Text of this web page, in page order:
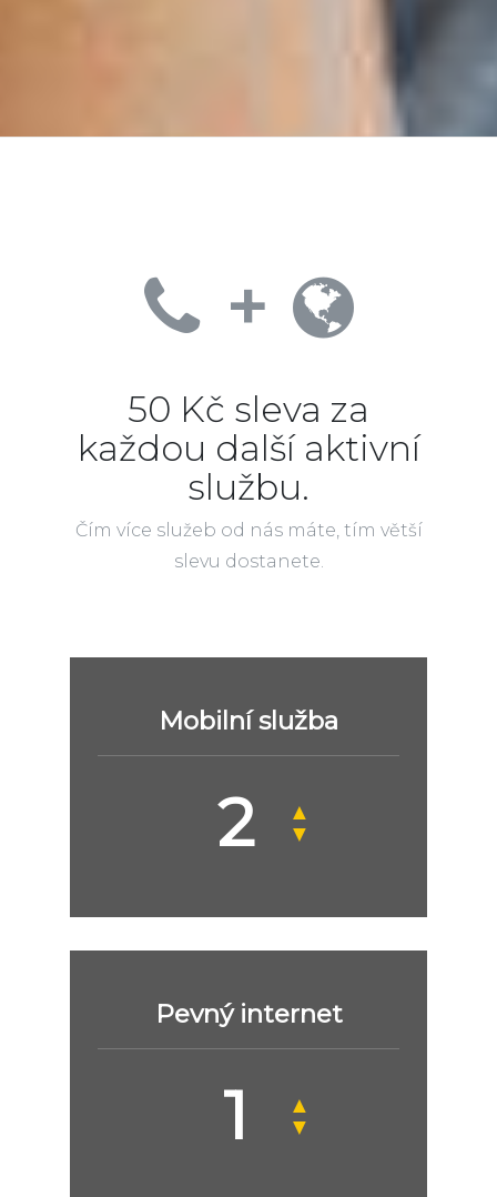
+
50 Kč sleva za
každou další aktivní
službu.
Čím více služeb od nás máte, tím větší
slevu dostanete.
Mobilní služba
▲
▼
Pevný internet
▲
▼